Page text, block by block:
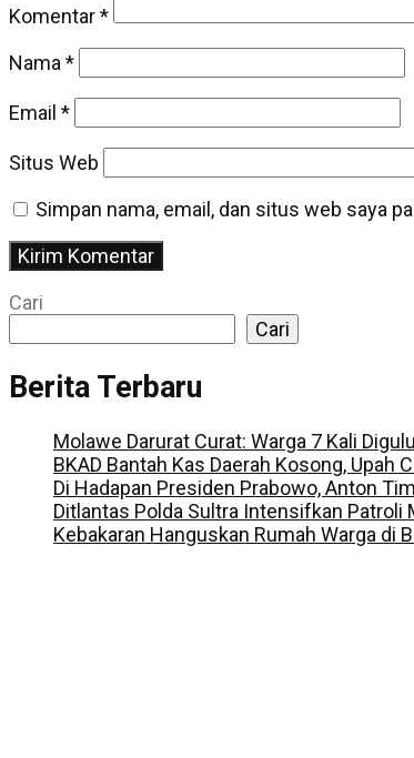
Komentar*
Nama*
Email *
Situs Web
Simpan nama, email, dan situs web saya
Cari
Cari
Berita Terbaru
Molawe Darurat Curat: Warga 7 Kali
BKAD Bantah Kas Daerah Kosong, Upah
Di Hadapan Presiden Prabowo, Anton
Ditlantas Polda Sultra Intensifkan Patroli
Kebakaran Hanguskan Rumah Warga di